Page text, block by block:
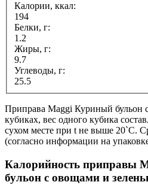
Калории, ккал:
194
Белки, г:
1.2
Жиры, г:
9.7
Углеводы, г:
25.5
Приправа Maggi Куриный бульон
кубиках, вес одного кубика
сухом месте при t не выше 20`C.
(согласно информации на
Калорийность приправы
бульон с овощами и